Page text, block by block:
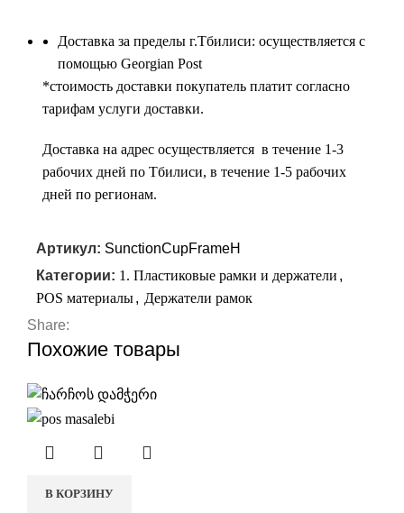
Доставка за пределы г.Тбилиси: осуществляется с
помощью Georgian Post
*cтоимость доставки покупатель платит согласно
тарифам услуги доставки.
Доставка на адрес осуществляется в течение 1-3
рабочих дней по Тбилиси, в течение 1-5 рабочих
дней по регионам.
Артикул: SunctionCupFrameH
Категории: 1. Пластиковые рамки и держатели ,
POS материалы, Держатели рамок
Share:
Похожие товары
В КОРЗИНУ